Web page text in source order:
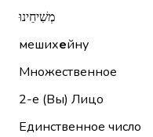
מְשִׁיחֵינוּ
мешихейну
Множественное
2-е (Вы) Лицо
Единственное число